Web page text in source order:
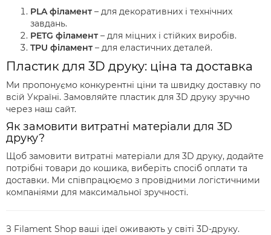
PLA філамент – для декоративних і технічних
завдань.
PETG філамент – для міцних і стійких виробів.
TPU філамент – для еластичних деталей.
Пластик для 3D друку: ціна та доставка
Ми пропонуємо конкурентні ціни та швидку доставку по
всій Україні. Замовляйте пластик для 3D друку зручно
через наш сайт.
Як замовити витратні матеріали для 3D
друку?
Щоб замовити витратні матеріали для 3D друку, додайте
потрібні товари до кошика, виберіть спосіб оплати та
доставки. Ми співпрацюємо з провідними логістичними
компаніями для максимальної зручності.
З Filament Shop ваші ідеї оживають у світі 3D-друку.